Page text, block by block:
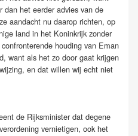
het eerder advies van de
aandacht nu daarop richten, op
land in het Koninkrijk zonder
houding van Eman
want als het zo door gaat krijgen
en dat willen wij echt niet
de Rijksminister dat degene
vernietigen, ook het